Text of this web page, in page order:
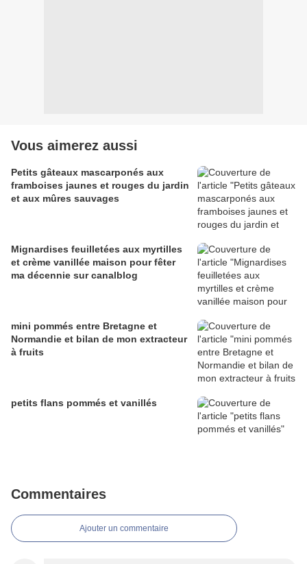
Vous aimerez aussi
Petits gâteaux mascarponés aux
framboises jaunes et rouges du jardin
et aux mûres sauvages
Mignardises feuilletées aux myrtilles
et crème vanillée maison pour fêter
ma décennie sur canalblog
mini pommés entre Bretagne et
Normandie et bilan de mon extracteur
à fruits
petits flans pommés et vanillés
Commentaires
Ajouter un commentaire